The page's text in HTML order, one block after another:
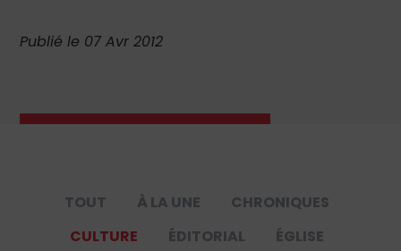
Publié le 07 Avr 2012
TOUT À LA UNE
CHRONIQUES
CULTURE
ÉDITORIAL
ÉGLISE